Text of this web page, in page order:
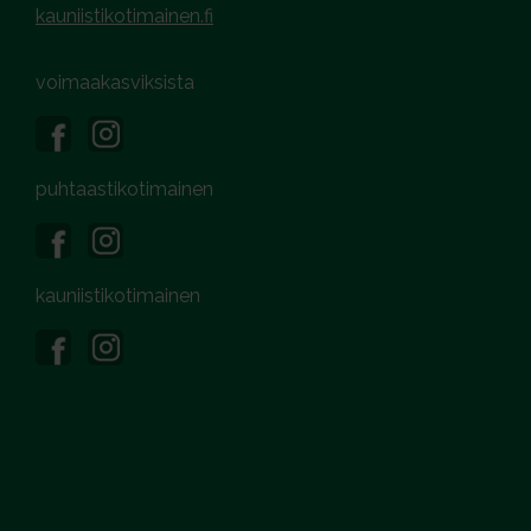
kauniistikotimainen.fi
voimaakasviksista
puhtaastikotimainen
kauniistikotimainen